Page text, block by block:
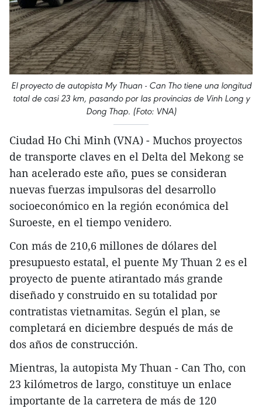
El proyecto de autopista My Thuan - Can Tho tiene una longitud
total de casi 23 km, pasando por las provincias de Vinh Long y
Dong Thap. (Foto: VNA)
Ciudad Ho Chi Minh (VNA) - Muchos proyectos
de transporte claves en el Delta del Mekong se
han acelerado este año, pues se consideran
nuevas fuerzas impulsoras del desarrollo
socioeconómico en la región económica del
Suroeste, en el tiempo venidero.
Con más de 210,6 millones de dólares del
presupuesto estatal, el puente My Thuan 2 es el
proyecto de puente atirantado más grande
diseñado y construido en su totalidad por
contratistas vietnamitas. Según el plan, se
completará en diciembre después de más de
dos años de construcción.
Mientras, la autopista My Thuan - Can Tho, con
23 kilómetros de largo, constituye un enlace
importante de la carretera de más de 120